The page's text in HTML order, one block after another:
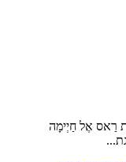
רַאס אֶל חַיְימָה